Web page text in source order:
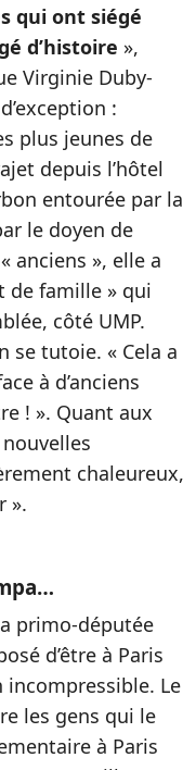
qui ont siégé
d’histoire »,
Virginie Duby-
:
plus jeunes de
depuis l’hôtel
entourée par la
le doyen de
anciens », elle a
de famille » qui
côté UMP.
se tutoie. « Cela a
à d’anciens
! ». Quant aux
chaleureux,
».
primo-députée
d’être à Paris
Le
les gens qui le
à Paris